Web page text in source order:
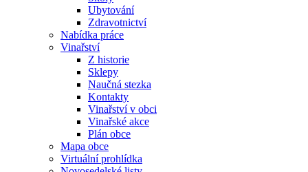
Ubytování
Zdravotnictví
Nabídka práce
Vinařství
Z historie
Sklepy
Naučná stezka
Kontakty
Vinařství v obci
Vinařské akce
Plán obce
Mapa obce
Virtuální prohlídka